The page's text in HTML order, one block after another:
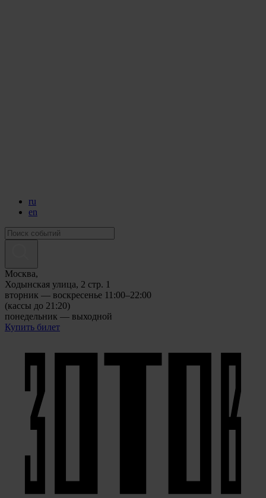
ru
en
Москва,
Ходынская улица, 2 стр. 1
вторник — воскресенье 11:00–22:00
(кассы до 21:20)
понедельник — выходной
Купить билет